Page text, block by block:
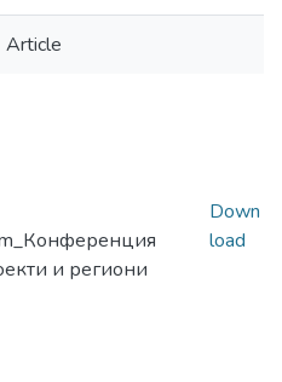
Article
и региони
Down
load